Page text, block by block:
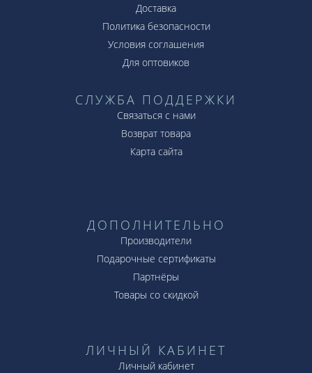
Доставка
Политика безопасности
Условия соглашения
Для оптовиков
СЛУЖБА ПОДДЕРЖКИ
Связаться с нами
Возврат товара
Карта сайта
ДОПОЛНИТЕЛЬНО
Производители
Подарочные сертификаты
Партнёры
Товары со скидкой
ЛИЧНЫЙ КАБИНЕТ
Личный кабинет